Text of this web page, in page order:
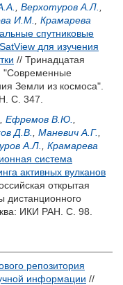
Верхотуров А.Л.
И.М.
Крамарева
спутниковые
для изучения
// Тринадцатая
"Современные
Земли из космоса".
С. 347.
Ефремов В.Ю.
Д.В. Маневич А.Г.
А.Л.
Крамарева
система
активных вулканов
открытая
ИКИ РАН. С. 98.
репозитория
информации //